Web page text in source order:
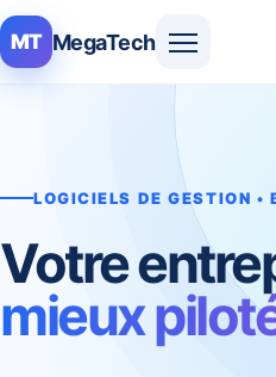
MT MegaTech
LOGICIELS DE GESTION •
Votre
mieux